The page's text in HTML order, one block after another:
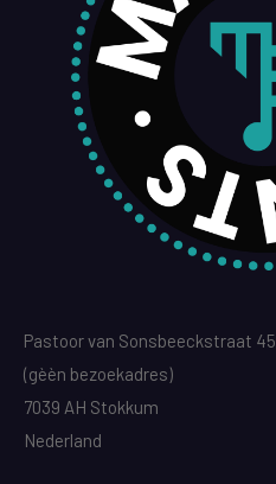
Pastoor van Sonsbeeckstraat 45
(gèèn bezoekadres)
7039 AH Stokkum
Nederland